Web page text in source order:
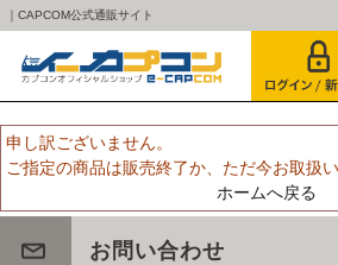
｜CAPCOM公式通販サイト
申し訳ございません。
ご指定の商品は販売終了か、ただ今お取扱
ホームへ戻る
お問い合わせ